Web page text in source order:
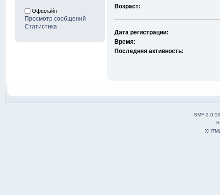
Оффлайн
Просмотр сообщений
Статистика
Возраст:
Дата регистрации:
Время:
Последняя активность:
SMF